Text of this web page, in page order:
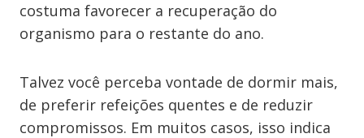
costuma favorecer a recuperação do
organismo para o restante do ano.
Talvez você perceba vontade de dormir mais,
de preferir refeições quentes e de reduzir
compromissos. Em muitos casos, isso indica